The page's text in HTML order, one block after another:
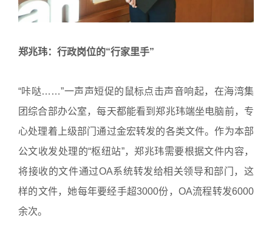
郑兆玮：行政岗位的“行家里手”
“咔哒……”一声声短促的鼠标点击声音响起，在海湾集
团综合部办公室，每天都能看到郑兆玮端坐电脑前，专
心处理着上级部门通过金宏转发的各类文件。作为本部
公文收发处理的“枢纽站”，郑兆玮需要根据文件内容，
将接收的文件通过OA系统转发给相关领导和部门，这
样的文件，她每年要经手超3000份，OA流程转发6000
余次。